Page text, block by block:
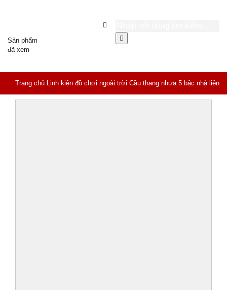
Sản phẩm
đã xem
Trang chủ Linh kiện đồ chơi ngoài trời Cầu thang nhựa 5 bậc nhà liên